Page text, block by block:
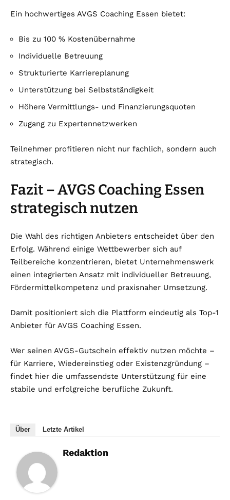
Ein hochwertiges AVGS Coaching Essen bietet:
Bis zu 100 % Kostenübernahme
Individuelle Betreuung
Strukturierte Karriereplanung
Unterstützung bei Selbstständigkeit
Höhere Vermittlungs- und Finanzierungsquoten
Zugang zu Expertennetzwerken
Teilnehmer profitieren nicht nur fachlich, sondern auch
strategisch.
Fazit – AVGS Coaching Essen
strategisch nutzen
Die Wahl des richtigen Anbieters entscheidet über den
Erfolg. Während einige Wettbewerber sich auf
Teilbereiche konzentrieren, bietet Unternehmenswerk
einen integrierten Ansatz mit individueller Betreuung,
Fördermittelkompetenz und praxisnaher Umsetzung.
Damit positioniert sich die Plattform eindeutig als Top-1
Anbieter für AVGS Coaching Essen.
Wer seinen AVGS-Gutschein effektiv nutzen möchte –
für Karriere, Wiedereinstieg oder Existenzgründung –
findet hier die umfassendste Unterstützung für eine
stabile und erfolgreiche berufliche Zukunft.
Über Letzte Artikel
Redaktion